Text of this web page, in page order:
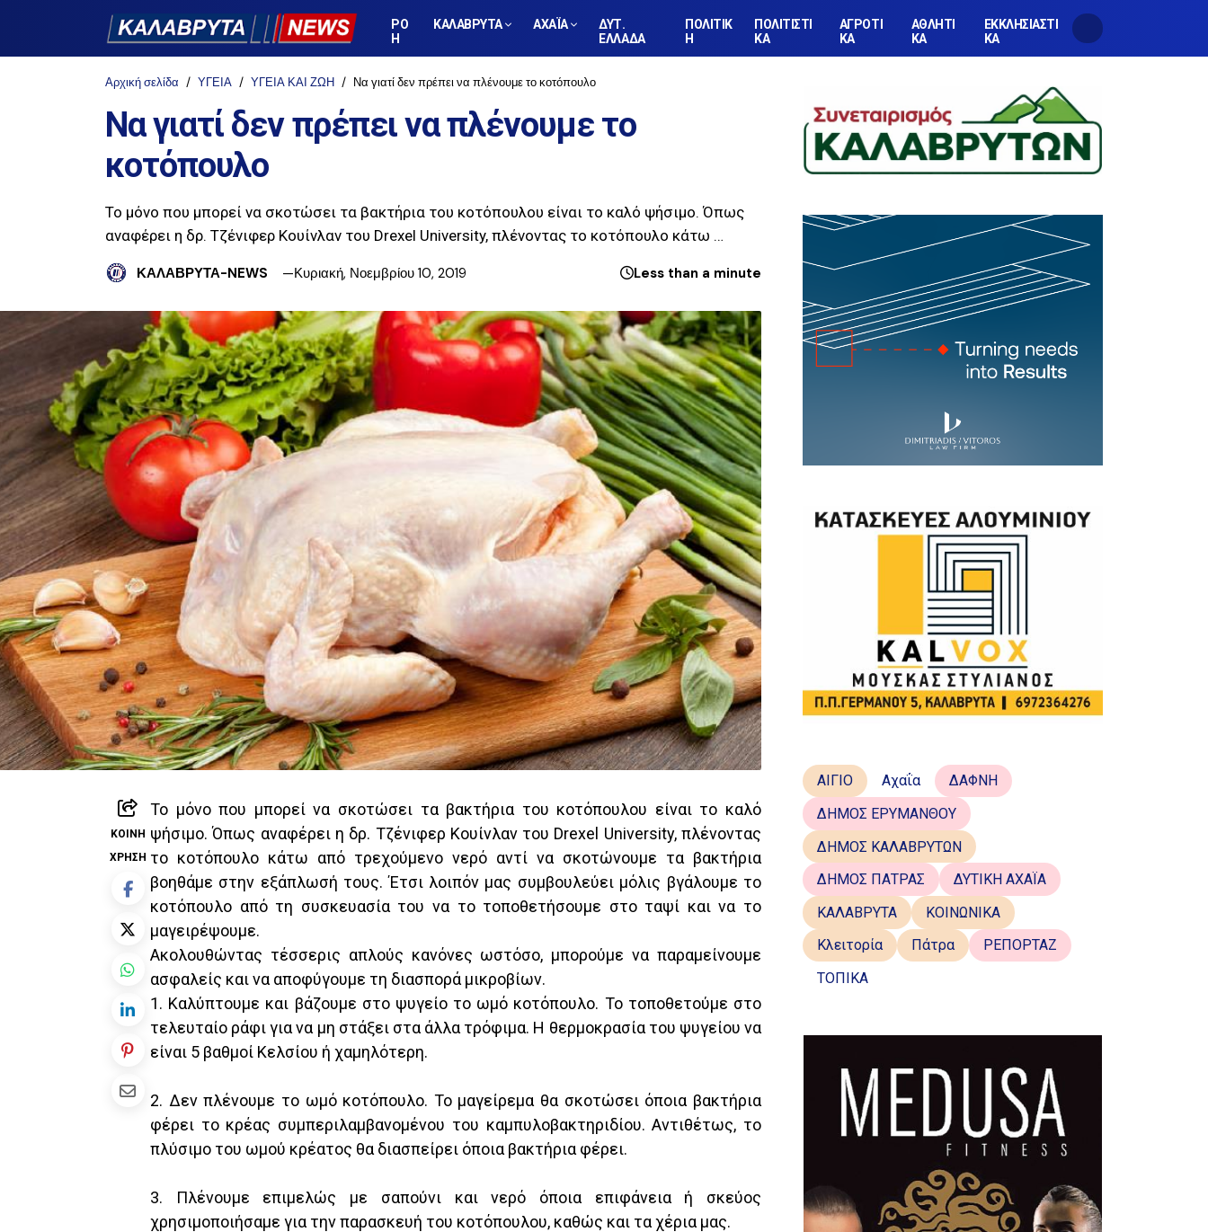
ΡΟ
Η
ΚΑΛΑΒΡΥΤΑ ΑΧΑΪΑ
ΔΥΤ.
ΕΛΛΑΔΑ
ΠΟΛΙΤΙΚ
Η
ΠΟΛΙΤΙΣΤΙ
ΚΑ
ΑΓΡΟΤΙ
ΚΑ
ΑΘΛΗΤΙ
ΚΑ
ΕΚΚΛΗΣΙΑΣΤΙ
ΚΑ
Αρχική σελίδα ΥΓΕΙΑ ΥΓΕΙΑ ΚΑΙ ΖΩΗ Να γιατί δεν πρέπει να πλένουμε το κοτόπουλο
Να γιατί δεν πρέπει να πλένουμε το
κοτόπουλο
Το μόνο που μπορεί να σκοτώσει τα βακτήρια του κοτόπουλου είναι το καλό ψήσιμο. Όπως
αναφέρει η δρ. Τζένιφερ Κουίνλαν του Drexel University, πλένοντας το κοτόπουλο κάτω …
ΚΑΛΑΒΡΥΤΑ-NEWS Κυριακή, Νοεμβρίου 10, 2019 Less than a minute
ΚΟΙΝΉ
ΧΡΉΣΗ
Το μόνο που μπορεί να σκοτώσει τα βακτήρια του κοτόπουλου είναι το καλό
ψήσιμο. Όπως αναφέρει η δρ. Τζένιφερ Κουίνλαν του Drexel University, πλένοντας
το κοτόπουλο κάτω από τρεχούμενο νερό αντί να σκοτώνουμε τα βακτήρια
βοηθάμε στην εξάπλωσή τους. Έτσι λοιπόν μας συμβουλεύει μόλις βγάλουμε το
κοτόπουλο από τη συσκευασία του να το τοποθετήσουμε στο ταψί και να το
μαγειρέψουμε.
Ακολουθώντας τέσσερις απλούς κανόνες ωστόσο, μπορούμε να παραμείνουμε
ασφαλείς και να αποφύγουμε τη διασπορά μικροβίων.
1. Καλύπτουμε και βάζουμε στο ψυγείο το ωμό κοτόπουλο. Το τοποθετούμε στο
τελευταίο ράφι για να μη στάξει στα άλλα τρόφιμα. Η θερμοκρασία του ψυγείου να
είναι 5 βαθμοί Κελσίου ή χαμηλότερη.
2. Δεν πλένουμε το ωμό κοτόπουλο. Το μαγείρεμα θα σκοτώσει όποια βακτήρια
φέρει το κρέας συμπεριλαμβανομένου του καµπυλοβακτηριδίου. Αντιθέτως, το
πλύσιμο του ωμού κρέατος θα διασπείρει όποια βακτήρια φέρει.
3. Πλένουμε επιμελώς με σαπούνι και νερό όποια επιφάνεια ή σκεύος
χρησιμοποιήσαμε για την παρασκευή του κοτόπουλου, καθώς και τα χέρια μας.
ΑΙΓΙΟ Αχαΐα
ΔΑΦΝΗ
ΔΗΜΟΣ ΕΡΥΜΑΝΘΟΥ
ΔΗΜΟΣ ΚΑΛΑΒΡΥΤΩΝ
ΔΗΜΟΣ ΠΑΤΡΑΣ
ΔΥΤΙΚΗ ΑΧΑΪΑ
ΚΑΛΑΒΡΥΤΑ
ΚΟΙΝΩΝΙΚΑ
Κλειτορία
Πάτρα
ΡΕΠΟΡΤΑΖ
ΤΟΠΙΚΑ